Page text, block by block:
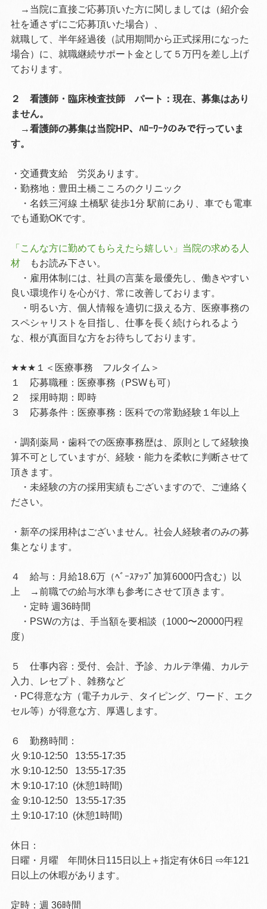
→当院に直接ご応募頂いた方に関しましては（紹介会
社を通さずにご応募頂いた場合）、
就職して、半年経過後（試用期間から正式採用になった
場合）に、就職継続サポート金として５万円を差し上げ
ております。
２ 看護師・臨床検査技師 パート：現在、募集はあり
ません。
→看護師の募集は当院HP、ﾊﾛｰﾜｰｸのみで行っていま
す。
・交通費支給 労災あります。
・勤務地：豊田土橋こころのクリニック
・名鉄三河線 土橋駅 徒歩1分 駅前にあり、車でも電車
でも通勤OKです。
「こんな方に勤めてもらえたら嬉しい」当院の求める人
材もお読み下さい。
・雇用体制には、社員の言葉を最優先し、働きやすい
良い環境作りを心がけ、常に改善しております。
・明るい方、個人情報を適切に扱える方、
医療事務の
スペシャリストを目指し、仕事を長く続けられるよう
な、根が真面目な方をお待ちしております。
★★★ １＜医療事務 フルタイム＞
１ 応募職種：医療事務（PSWも可）
２ 採用時期：即時
３ 応募条件：医療事務：医科での常勤経験１年以上
・調剤薬局・歯科での医療事務歴は、原則として経験換
算不可としていますが、経験・能力を柔軟に判断させて
頂きます。
・未経験の方の採用実績もございますので、ご連絡く
ださい。
・新卒の採用枠はございません。社会人経験者のみの募
集となります。
４ 給与：月給18.6万（ﾍﾞｰｽｱｯﾌﾟ加算6000円含む）以
上 →前職での給与水準も参考にさせて頂きます。
・定時 週36時間
・PSWの方は、手当額を要相談（1000〜20000円程
度）
５ 仕事内容：受付、会計、予診、カルテ準備、カルテ
入力、レセプト、雑務など
・PC得意な方（電子カルテ、タイピング、ワード、エク
セル等）が得意な方、厚遇します。
６ 勤務時間：
火 9:10-12:50 13:55-17:35
水 9:10-12:50 13:55-17:35
木 9:10-17:10 (休憩1時間)
金 9:10-12:50 13:55-17:35
土 9:10-17:10 (休憩1時間)
休日：
日曜・月曜 年間休日 115日以上＋指定有休6日 ⇨年121
日以上の休暇があります。
定時：週 36時間